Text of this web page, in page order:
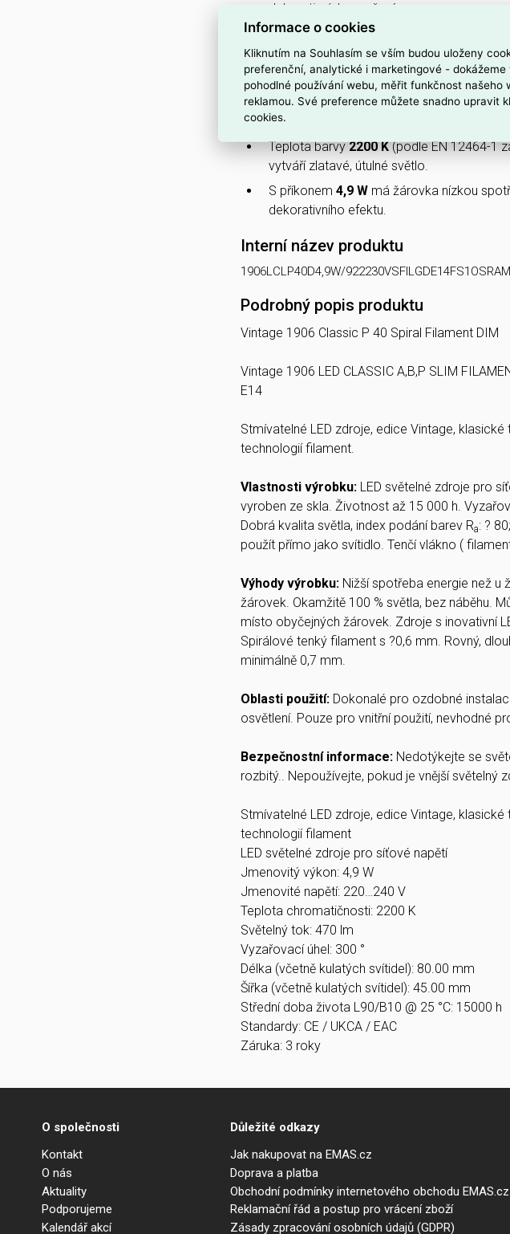
dekorativních aranžmá.
Žárovka jestmívatelná
, takže snadno
světla.
Provozní napětí220–240 Vodpovídá
Klasický tvar světelného zdrojehruškas
osvětlení retro nádech.
Teplota barvy2200 K(podle EN 12464-1
vytváří zlatavé, útulné světlo.
S příkonem 4,9 W má žárovka nízkou
dekorativního efektu.
Interní název produktu
1906LCLP40D4,9W/922230VSFILGDE14FS1OSRAM
Podrobný popis produktu
Vintage 1906 Classic P 40 Spiral Filament DIM
Vintage 1906 LED CLASSIC A,B,P SLIM
E14
Stmívatelné LED zdroje, edice Vintage,
technologií filament.
Vlastnosti výrobku: LED světelné zdroje pro
vyroben ze skla. Životnost až 15 000 h.
Dobrá kvalita světla, index podání barev Ra: ?
použít přímo jako svítidlo. Tenčí vlákno (
Výhody výrobku: Nižší spotřeba energie než u
žárovek. Okamžitě 100 % světla, bez náběhu.
místo obyčejných žárovek. Zdroje s inovativní
Spirálové tenký filament s ?0,6 mm. Rovný,
minimálně 0,7 mm.
Oblasti použití: Dokonalé pro ozdobné
osvětlení. Pouze pro vnitřní použití, nevhodné
Bezpečnostní informace: Nedotýkejte se
rozbitý.. Nepoužívejte, pokud je vnější světelný
Stmívatelné LED zdroje, edice Vintage,
technologií filament
LED světelné zdroje pro síťové napětí
Jmenovitý výkon: 4,9 W
Jmenovité napětí: 220…240 V
Teplota chromatičnosti: 2200 K
Světelný tok: 470 lm
Vyzařovací úhel: 300 °
Délka (včetně kulatých svítidel): 80.00 mm
Šířka (včetně kulatých svítidel): 45.00 mm
Střední doba života L90/B10 @ 25 °C: 15000 h
Standardy: CE / UKCA / EAC
Záruka: 3 roky
O společnosti
Kontakt
O nás
Aktuality
Podporujeme
Kalendář akcí
Důležité odkazy
Jak nakupovat na EMAS.cz
Doprava a platba
Obchodní podmínky internetového obchodu EMAS.cz
Reklamační řád a postup pro vrácení zboží
Zásady zpracování osobních údajů (GDPR)
Informace o cookies
Kliknutím na Souhlasím se vším budou uloženy
preferenční, analytické i marketingové -
pohodlné používání webu, měřit funkčnost našeho
reklamou. Své preference můžete snadno upravit
cookies.